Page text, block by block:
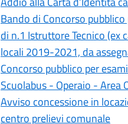
Bando di Concorso
di n.1 Istruttore Tecnico
locali 2019-2021, da
Concorso pubblico per
Scuolabus - Operaio - Area
Avviso concessione in
centro prelievi comunale